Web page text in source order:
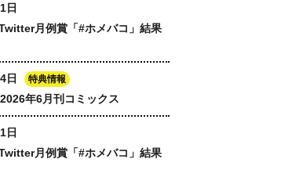
日
月例賞「#ホメバコ」結果
日 特典情報
2026年6月刊コミックス
日
月例賞「#ホメバコ」結果